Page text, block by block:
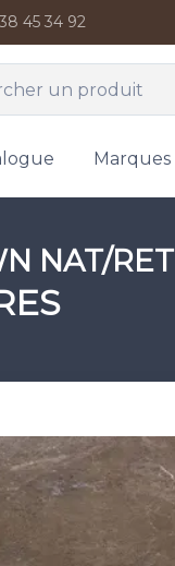
45 34 92
Marques
NAT/RET